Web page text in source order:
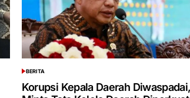
POSTED
IN
BERITA
Korupsi Kepala Daerah